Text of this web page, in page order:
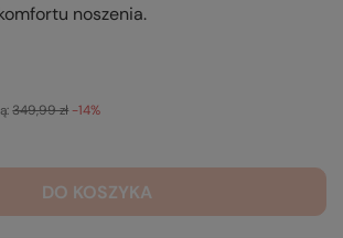
noszenia.
349,99 zł -14%
DO KOSZYKA